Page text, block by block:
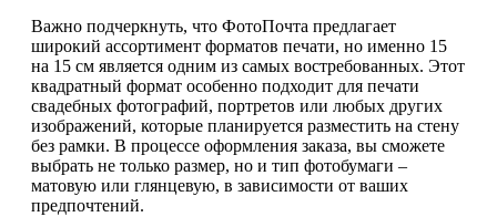
Важно подчеркнуть, что ФотоПочта предлагает
широкий ассортимент форматов печати, но именно 15
на 15 см является одним из самых востребованных. Этот
квадратный формат особенно подходит для печати
свадебных фотографий, портретов или любых других
изображений, которые планируется разместить на стену
без рамки. В процессе оформления заказа, вы сможете
выбрать не только размер, но и тип фотобумаги –
матовую или глянцевую, в зависимости от ваших
предпочтений.